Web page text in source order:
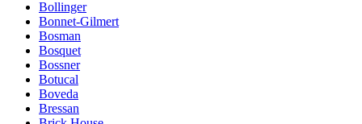
Bollinger
Bonnet-Gilmert
Bosman
Bosquet
Bossner
Botucal
Boveda
Bressan